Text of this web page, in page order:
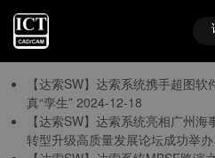
与“达索公司资讯”
【达索SW】达索系统携手超图
真“孪生” 2024-12-18
【达索SW】达索系统亮相广州
转型升级高质量发展论坛成功举办